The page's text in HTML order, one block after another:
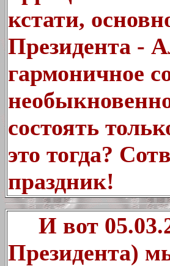
кстати,
Президента -
гармоничное
состоять
это тогда?
праздник!
И вот
Президента)